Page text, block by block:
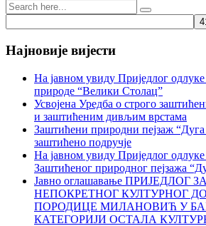
Најновије вијести
На јавном увиду Приједлог
природе “Велики Столац”
Усвојена Уредба о строго
и заштићеним дивљим врстама
Заштићени природни пејзаж
заштићено подручје
На јавном увиду Приједлог
Заштићеног природног пејзажа
Јавно оглашавање ПРИЈЕДЛОГ
НЕПОКРЕТНОГ КУЛТУРНОГ
ПОРОДИЦЕ МИЛАНОВИЋ У
КАТЕГОРИЈИ ОСТАЛА